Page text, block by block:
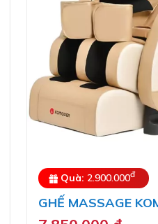
Quà: 2.900.000đ
GHẾ MASSAGE